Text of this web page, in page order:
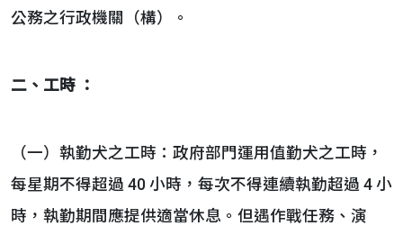
公務之行政機關（構）。
二、工時 ：
（一）執勤犬之工時：政府部門運用值勤犬之工時，
每星期不得超過 40 小時，每次不得連續執勤超過 4 小
時，執勤期間應提供適當休息。但遇作戰任務、演